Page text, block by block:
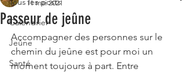
Calendrier
Jeûne
Santé
Passeur de jeûne
11 mai 2021
Accompagner des personnes sur le
chemin du jeûne est pour moi un
moment toujours à part. Entre